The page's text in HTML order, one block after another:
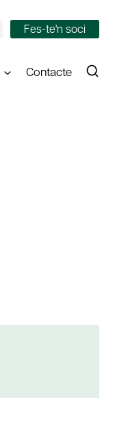
Fes-te'n soci
Contacte